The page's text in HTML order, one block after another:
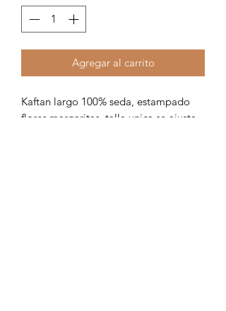
Agregar al carrito
Kaftan largo 100% seda, estampado
flores margaritas, talla unica se ajusta